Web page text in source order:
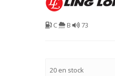
C B 73
20 en stock